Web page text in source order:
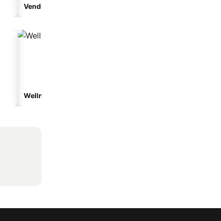
Vendégház
Wellnesshotelek